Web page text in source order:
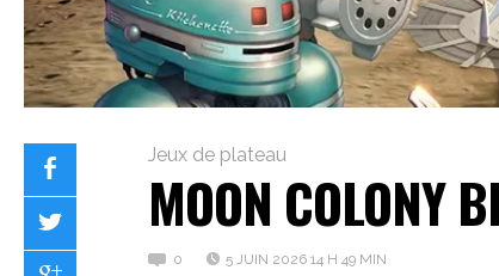
Jeux de plateau
MOON COLONY
0 5 JUIN 2026 14 H 49 MIN